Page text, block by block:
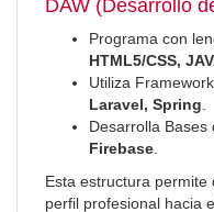
DAW (Desarrollo
Programa con
HTML5/CSS,
Utiliza
Laravel, Spring
Desarrolla Bases
Firebase
Esta estructura permite
perfil profesional hacia